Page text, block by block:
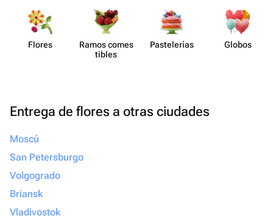
Flores
Ramos comes​
tibles
Paste​lerías Globos
Entrega de flores a otras ciudades
Moscú
San Petersburgo
Volgogrado
Briansk
Vladivostok